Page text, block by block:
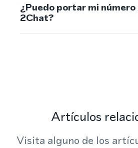
¿Puedo portar mi
2Chat?
Artículos
Visita alguno de los